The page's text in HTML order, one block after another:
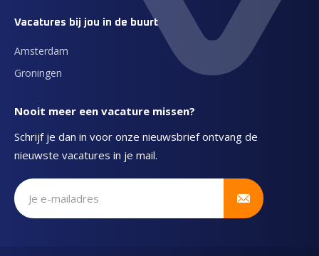
Vacatures bij jou in de buurt
Amsterdam
Groningen
Nooit meer een vacature missen?
Schrijf je dan in voor onze nieuwsbrief ontvang de
nieuwste vacatures in je mail.
Schrijf je in voor onze nieuwsbrief